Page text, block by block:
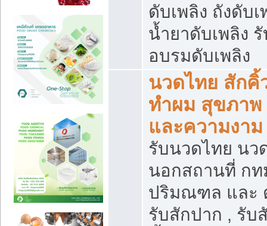
ดับเพลิง ถังดับเ
น้ำยาดับเพลิง
อบรมดับเพลิง
นวดไทย สักคิ้
ทำผม สุขภาพ
และความงาม
รับนวดไทย นว
นอกสถานที่ กท
ปริมณฑล และ
รับสักปาก , รับ